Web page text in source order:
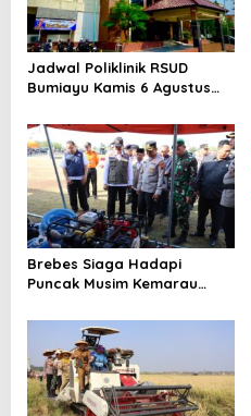
Jadwal Poliklinik RSUD
Bumiayu Kamis 6 Agustus
Dokter Sebelum Berkunjung
Brebes Siaga Hadapi
Puncak Musim Kemarau
Kesiapsiagaan Bencana dan
Karhutla